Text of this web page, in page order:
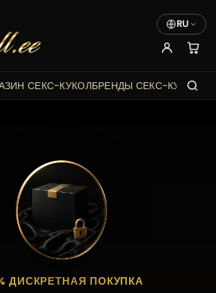
RU
СЕКС-КУКОЛБРЕНДЫ СЕКС-КУКОЛ
ДИСКРЕТНАЯ ПОКУПКА